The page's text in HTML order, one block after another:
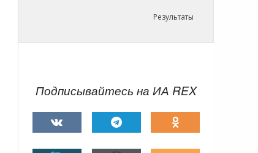
Результаты
Подписывайтесь на ИА REX